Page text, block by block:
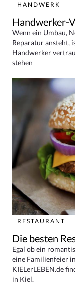
HANDWERK
Handwerker-
Wenn ein Umbau,
Reparatur ansteht,
Handwerker
stehen
RESTAURANT
Die besten
Egal ob ein
eine Familienfeier
KIELerLEBEN.de
in Kiel.